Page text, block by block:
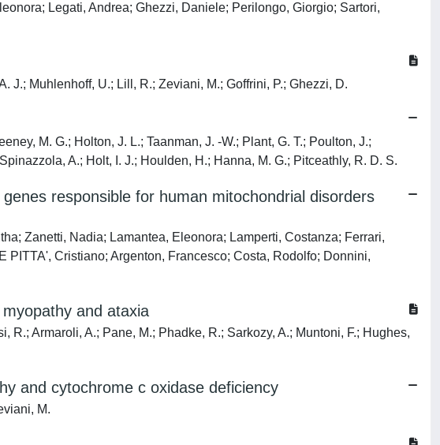
Legati, Andrea; Ghezzi, Daniele; Perilongo, Giorgio; Sartori,
J.; Muhlenhoff, U.; Lill, R.; Zeviani, M.; Goffrini, P.; Ghezzi, D.
M. G.; Holton, J. L.; Taanman, J. -W.; Plant, G. T.; Poulton, J.;
A.; Holt, I. J.; Houlden, H.; Hanna, M. G.; Pitceathly, R. D. S.
responsible for human mitochondrial disorders
Zanetti, Nadia; Lamantea, Eleonora; Lamperti, Costanza; Ferrari,
PITTA', Cristiano; Argenton, Francesco; Costa, Rodolfo; Donnini,
and ataxia
R.; Armaroli, A.; Pane, M.; Phadke, R.; Sarkozy, A.; Muntoni, F.; Hughes,
and cytochrome c oxidase deficiency
M.